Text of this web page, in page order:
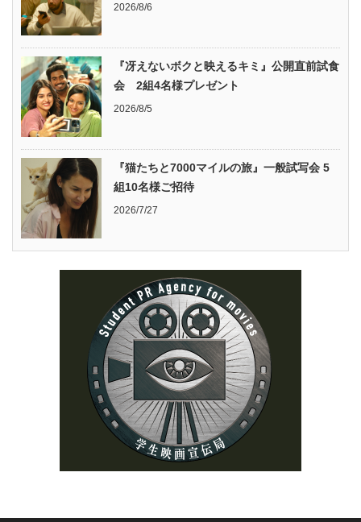
2026/8/6
『冴えないボクと映えるキミ』公開直前試食
会 2組4名様プレゼント
2026/8/5
『猫たちと7000マイルの旅』一般試写会 5
組10名様ご招待
2026/7/27